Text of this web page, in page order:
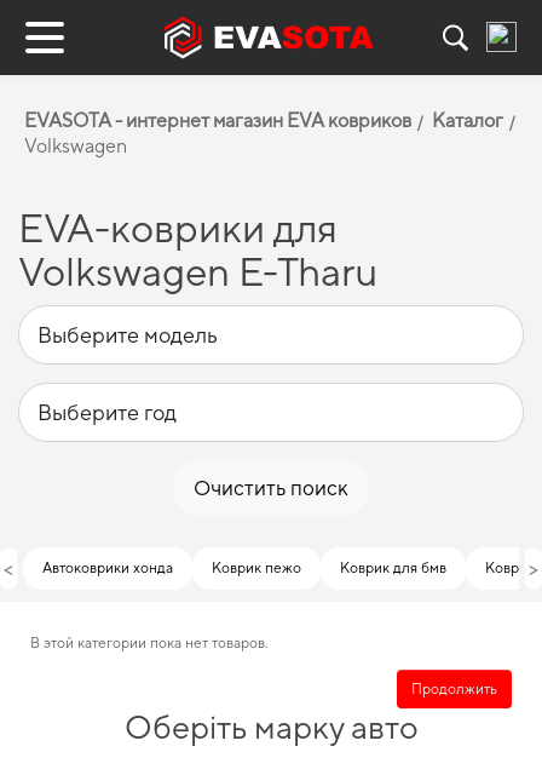
EVASOTA - интернет магазин EVA ковриков
Каталог
Volkswagen
EVA-коврики для
Volkswagen E-Tharu
Очистить поиск
< Автоковрики хонда Коврик пежо Коврик для бмв >
В этой категории пока нет товаров.
Продолжить